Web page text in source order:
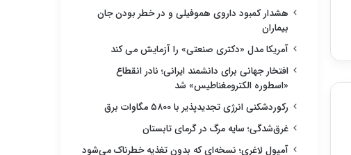
هشدار کمبود داروی هموفیلی و در خطر بودن جان
بیماران
آمریکا مدل «دکتری صنعتی» را آزمایش می کند
افتخار جهانی برای دانشمند ایرانی؛ نادر انقطاع
«اسطوره الکترومغناطیس» شد
رکوردشکنی انرژی تجدیدپذیر با ۵۸۰۰ مگاوات برق
غرق‌شدگی؛ سایه مرگ در گرمای تابستان
آمپول لاغری؛ نسخه‌ای که بدون تغذیه خطرناک می‌شود